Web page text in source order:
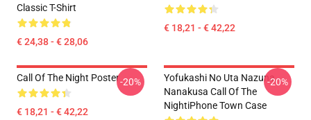
Classic T-Shirt
€ 24,38 - € 28,06
€ 18,21 - € 42,22
Call Of The Night Poster
€ 18,21 - € 42,22
-20%
Yofukashi No Uta Nazuna
Nanakusa Call Of The
NightiPhone Town Case
-20%